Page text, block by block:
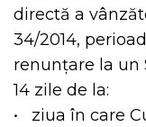
directă a
34/2014,
renunțare la un
14 zile de la:
• ziua în care